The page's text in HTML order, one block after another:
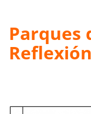
Parques